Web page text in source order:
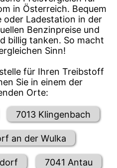
in Österreich. Bequem
oder Ladestation in der
Benzinpreise und
billig tanken. So macht
Sinn!
für Ihren Treibstoff
Sie in einem der
Orte:
7013 Klingenbach
an der Wulka
7041 Antau